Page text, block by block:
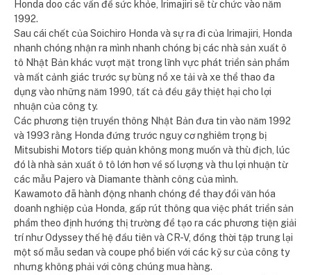
Honda doo các vấn đề sức khỏe, Irimajiri sẽ từ chức vào năm
1992.
Sau cái chết của Soichiro Honda và sự ra đi của Irimajiri, Honda
nhanh chóng nhận ra mình nhanh chóng bị các nhà sản xuất ô
tô Nhật Bản khác vượt mặt trong lĩnh vực phát triển sản phẩm
và mất cảnh giác trước sự bùng nổ xe tải và xe thể thao đa
dụng vào những năm 1990, tất cả đều gây thiệt hại cho lợi
nhuận của công ty.
Các phương tiện truyền thông Nhật Bản đưa tin vào năm 1992
và 1993 rằng Honda đứng trước nguy cơ nghiêm trọng bị
Mitsubishi Motors tiếp quản không mong muốn và thù địch, lúc
đó là nhà sản xuất ô tô lớn hơn về số lượng và thu lợi nhuận từ
các mẫu Pajero và Diamante thành công của mình.
Kawamoto đã hành động nhanh chóng để thay đổi văn hóa
doanh nghiệp của Honda, gấp rút thông qua việc phát triển sản
phẩm theo định hướng thị trường để tạo ra các phương tiện giải
trí như Odyssey thế hệ đầu tiên và CR-V, đồng thời tập trung lại
một số mẫu sedan và coupe phổ biến với các kỹ sư của công ty
nhưng không phải với công chúng mua hàng.